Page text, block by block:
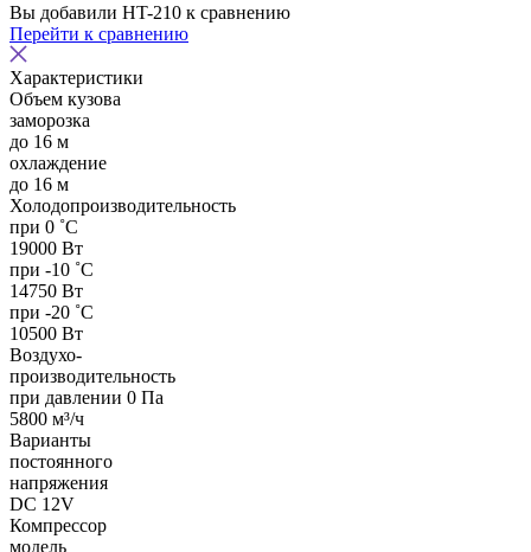
Вы добавили HT-210 к сравнению
Перейти к сравнению
Характеристики
Объем кузова
заморозка
до 16 м
охлаждение
до 16 м
Холодопроизводительность
при 0 ˚С
19000 Вт
при -10 ˚С
14750 Вт
при -20 ˚С
10500 Вт
Воздухо-
производительность
при давлении 0 Па
5800 м³/ч
Варианты
постоянного
напряжения
DC 12V
Компрессор
модель